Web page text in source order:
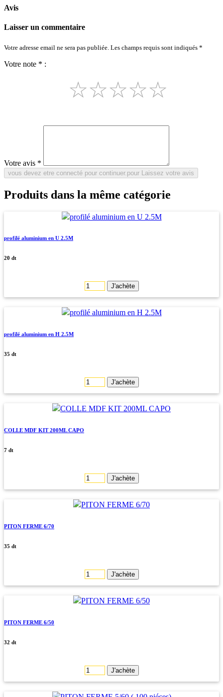
Avis
Laisser un commentaire
Votre adresse email ne sera pas publiée. Les champs requis sont indiqués *
Votre note * :
☆
☆
☆
☆
☆
Votre avis *
Produits dans la même catégorie
profilé aluminium en U 2.5M
20 dt
J'achète
profilé aluminium en H 2.5M
35 dt
J'achète
COLLE MDF KIT 200ML CAPO
7 dt
J'achète
PITON FERME 6/70
35 dt
J'achète
PITON FERME 6/50
32 dt
J'achète